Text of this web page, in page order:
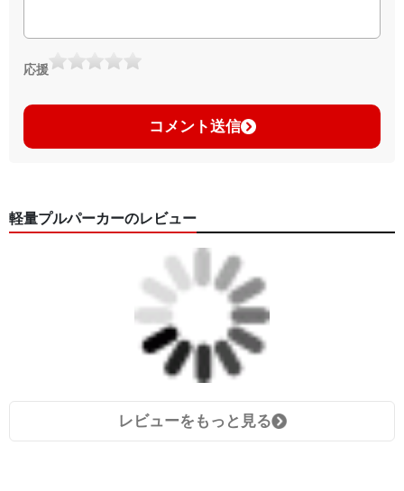
応援
コメント送信
軽量プルパーカーのレビュー
レビューをもっと見る